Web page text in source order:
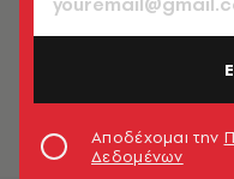
Αποδέχομαι την
Δεδομένων